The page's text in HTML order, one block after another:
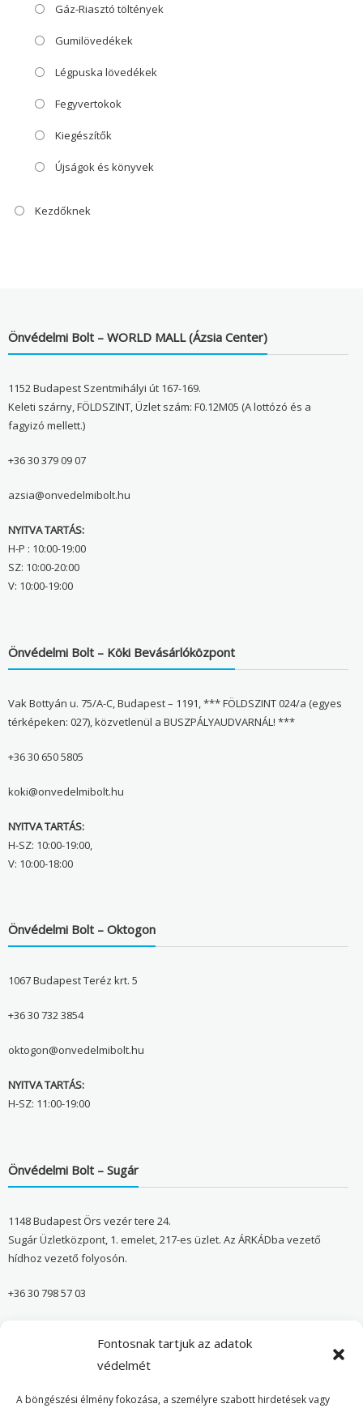
Fontosnak tartjuk az adatok
védelmét
A böngészési élmény fokozása, a személyre szabott hirdetések vagy
Gáz-Riasztó töltények
Gumilövedékek
Légpuska lövedékek
Fegyvertokok
Kiegészítők
Újságok és könyvek
Kezdőknek
Önvédelmi Bolt – WORLD MALL (Ázsia Center)
1152 Budapest Szentmihályi út 167-169.
Keleti szárny, FÖLDSZINT, Üzlet szám: F0.12M05 (A lottózó és a
fagyizó mellett.)
+36 30 379 09 07
azsia@onvedelmibolt.hu
NYITVA TARTÁS:
H-P : 10:00-19:00
SZ: 10:00-20:00
V: 10:00-19:00
Önvédelmi Bolt – Köki Bevásárlóközpont
Vak Bottyán u. 75/A-C, Budapest – 1191, *** FÖLDSZINT 024/a (egyes
térképeken: 027), közvetlenül a BUSZPÁLYAUDVARNÁL! ***
+36 30 650 5805
koki@onvedelmibolt.hu
NYITVA TARTÁS:
H-SZ: 10:00-19:00,
V: 10:00-18:00
Önvédelmi Bolt – Oktogon
1067 Budapest Teréz krt. 5
+36 30 732 3854
oktogon@onvedelmibolt.hu
NYITVA TARTÁS:
H-SZ: 11:00-19:00
Önvédelmi Bolt – Sugár
1148 Budapest Örs vezér tere 24.
Sugár Üzletközpont, 1. emelet, 217-es üzlet. Az ÁRKÁDba vezető
hídhoz vezető folyosón.
+36 30 798 57 03